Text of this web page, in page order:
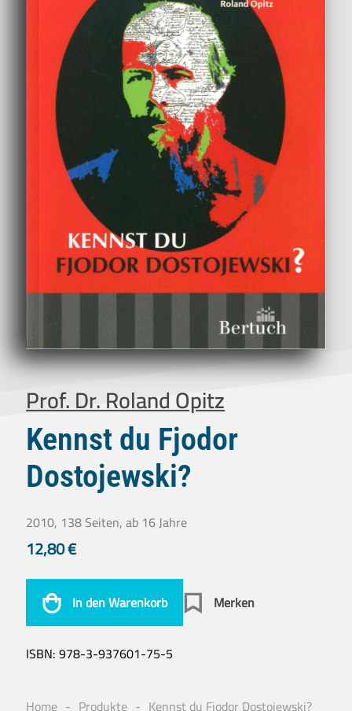
Prof. Dr. Roland Opitz
Kennst du Fjodor
Dostojewski?
2010, 138 Seiten, ab 16 Jahre
12,80€
In den Warenkorb Merken
ISBN:978-3-937601-75-5
Home Produkte Kennst du Fjodor Dostojewski?